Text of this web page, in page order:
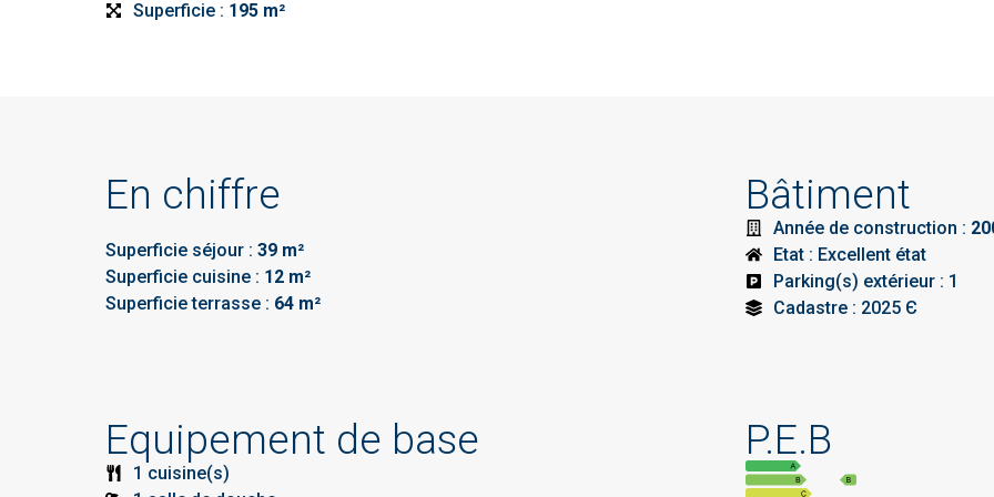
Superficie : 195 m²
En chiffre
Superficie séjour : 39 m²
Superficie cuisine : 12 m²
Superficie terrasse : 64 m²
Bâtiment
Année de construction :
Etat : Excellent état
Parking(s) extérieur : 1
Cadastre : 2025 Є
Equipement de base
1 cuisine(s)
P.E.B